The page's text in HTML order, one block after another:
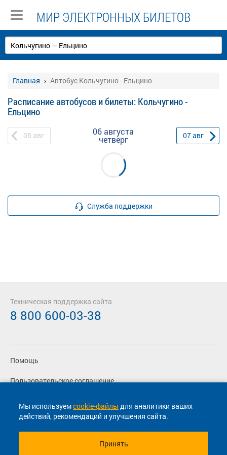
МИР ЭЛЕКТРОННЫХ БИЛЕТОВ
Главная Автобус Кольчугино - Ельцино
Расписание автобусов и билеты: Кольчугино -
Ельцино
05 авг 06 августа
четверг 07авг
Служба поддержки
Мы используемcookie-файлы для аналитики ваших
действий, рекомендаций и улучшения сайта.
Принять
Помощь
Пользовательское соглашение
Политика конфиденциальности
Согласие на маркетинговые сообщения
Техническая поддержка сайта
8 800 600-03-38
© 2013-2026, ООО "Капитал"- Онлайн сервис продажи